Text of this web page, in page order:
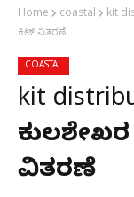
Home coastal
kit
ಕಿಟ್ ವಿತರಣೆ
COASTAL
kit
ವಿತರಣೆ